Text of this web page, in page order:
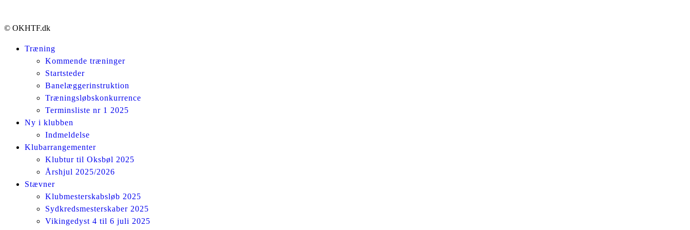
© OKHTF.dk
Træning
Kommende træninger
Startsteder
Banelæggerinstruktion
Træningsløbskonkurrence
Terminsliste nr 1 2025
Ny i klubben
Indmeldelse
Klubarrangementer
Klubtur til Oksbøl 2025
Årshjul 2025/2026
Stævner
Klubmesterskabsløb 2025
Sydkredsmesterskaber 2025
Vikingedyst 4 til 6 juli 2025